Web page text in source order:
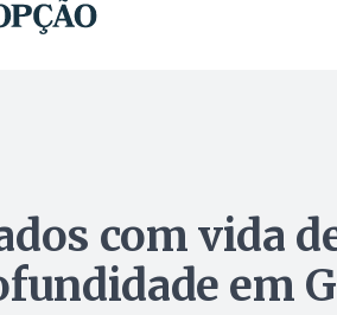
com vida
em